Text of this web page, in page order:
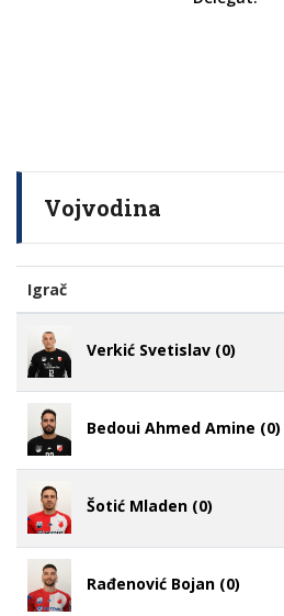
Vojvodina
Igrač
Verkić Svetislav (0)
Bedoui Ahmed Amine (0)
Šotić Mladen (0)
Rađenović Bojan (0)